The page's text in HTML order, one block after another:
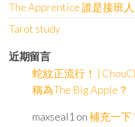
The Apprentice 誰是接班人
Tarot study
近期留言
蛇紋正流行！ |
稱為The Big Apple？
maxseal1 on補充一下